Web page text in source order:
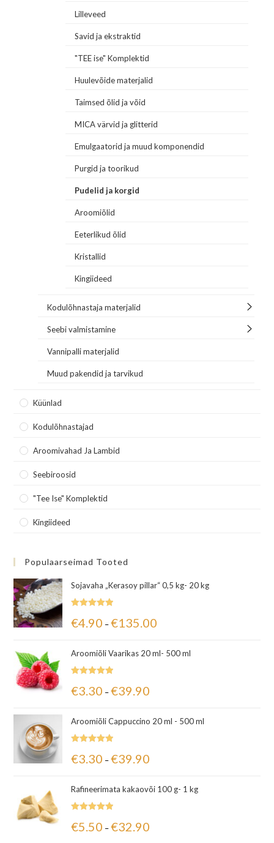
Lilleveed
Savid ja ekstraktid
"TEE ise" Komplektid
Huulevõide materjalid
Taimsed õlid ja võid
MICA värvid ja glitterid
Emulgaatorid ja muud komponendid
Purgid ja toorikud
Pudelid ja korgid
Aroomiõlid
Eeterlikud õlid
Kristallid
Kingiideed
Kodulõhnastaja materjalid
Seebi valmistamine
Vannipalli materjalid
Muud pakendid ja tarvikud
Küünlad
Kodulõhnastajad
Aroomivahad Ja Lambid
Seebiroosid
"Tee Ise" Komplektid
Kingiideed
Populaarseimad Tooted
Sojavaha „Kerasoy pillar“ 0,5 kg- 20 kg
5.00/ 5
€4.90 – €135.00
Aroomiõli Vaarikas 20 ml- 500 ml
5.00/ 5
€3.30 – €39.90
Aroomiõli Cappuccino 20 ml - 500 ml
5.00/ 5
€3.30 – €39.90
Rafineerimata kakaovõi 100 g- 1 kg
5.00 / 5
€5.50 – €32.90